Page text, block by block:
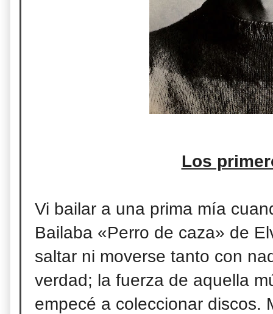
Los
Vi bailar a una prima mía
Bailaba «Perro de caza» de
saltar ni moverse tanto con
verdad; la fuerza de aquella
empecé a coleccionar discos.